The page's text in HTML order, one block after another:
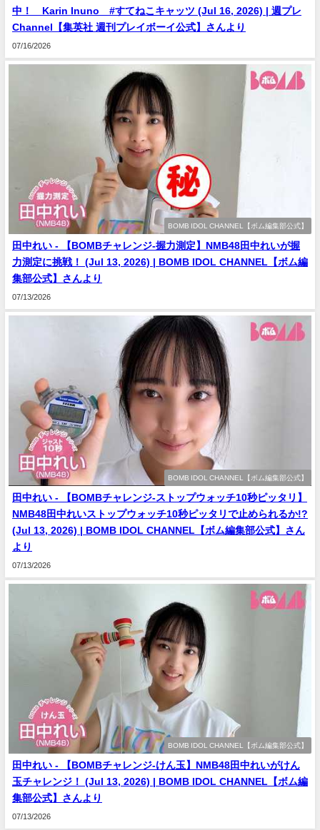
中！ Karin Inuno #すてねこキャッツ (Jul 16, 2026) | 週プレ
Channel【集英社 週刊プレイボーイ公式】さんより
07/16/2026
BOMB IDOL CHANNEL【ボム編集部公式】
田中れい - 【BOMBチャレンジ-握力測定】NMB48田中れいが握
力測定に挑戦！ (Jul 13, 2026) | BOMB IDOL CHANNEL【ボム編
集部公式】さんより
07/13/2026
BOMB IDOL CHANNEL【ボム編集部公式】
田中れい - 【BOMBチャレンジ-ストップウォッチ10秒ピッタリ】
NMB48田中れいストップウォッチ10秒ピッタリで止められるか!?
(Jul 13, 2026) | BOMB IDOL CHANNEL【ボム編集部公式】さん
より
07/13/2026
BOMB IDOL CHANNEL【ボム編集部公式】
田中れい - 【BOMBチャレンジ-けん玉】NMB48田中れいがけん
玉チャレンジ！ (Jul 13, 2026) | BOMB IDOL CHANNEL【ボム編
集部公式】さんより
07/13/2026